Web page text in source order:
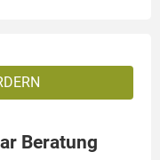
Beratung